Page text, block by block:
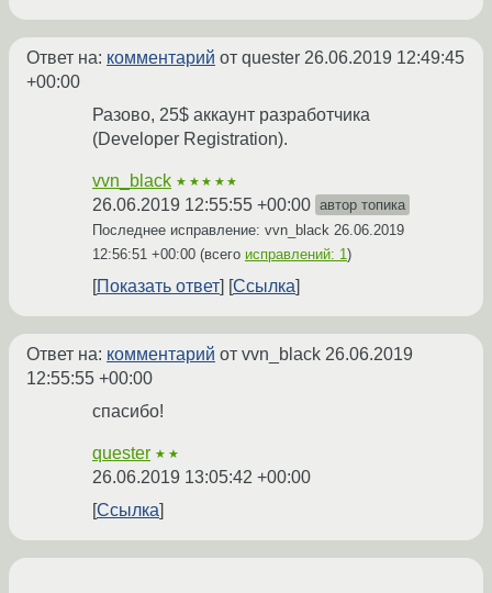
Ответ на: комментарий от quester 26.06.2019 12:49:45
+00:00
Разово, 25$ аккаунт разработчика
(Developer Registration).
vvn_black ★★★★★
26.06.2019 12:55:55 +00:00 автор топика
Последнее исправление: vvn_black 26.06.2019
12:56:51 +00:00 (всего исправлений: 1 )
Показать ответ Ссылка
Ответ на: комментарий от vvn_black 26.06.2019
12:55:55 +00:00
спасибо!
quester ★★
26.06.2019 13:05:42 +00:00
Ссылка